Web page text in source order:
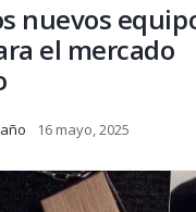
nuevos
el mercado
16 mayo, 2025